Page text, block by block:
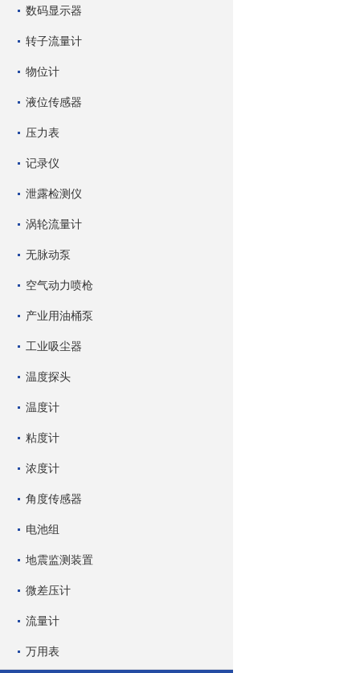
数码显示器
转子流量计
物位计
液位传感器
压力表
记录仪
泄露检测仪
涡轮流量计
无脉动泵
空气动力喷枪
产业用油桶泵
工业吸尘器
温度探头
温度计
粘度计
浓度计
角度传感器
电池组
地震监测装置
微差压计
流量计
万用表